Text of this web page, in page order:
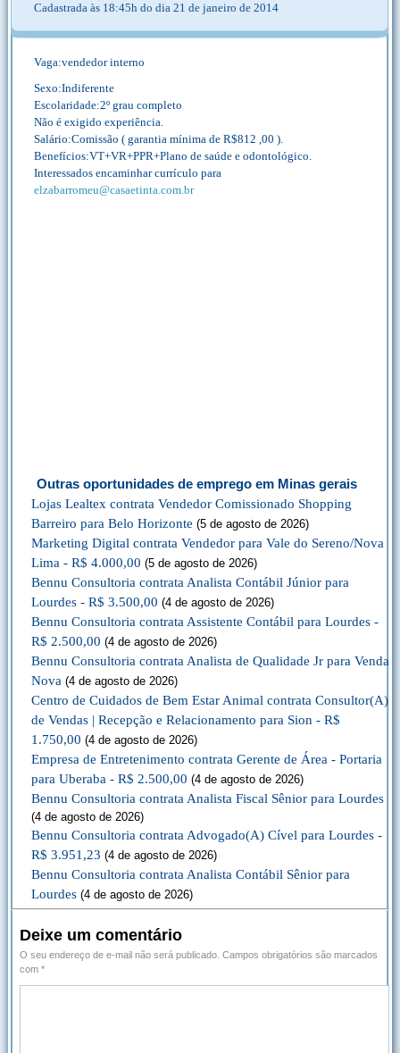
Cadastrada às 18:45h do dia 21 de janeiro de 2014
Vaga:vendedor interno
Sexo:Indiferente
Escolaridade:2º grau completo
Não é exigido experiência.
Salário:Comissão ( garantia mínima de R$812 ,00 ).
Benefícios:VT+VR+PPR+Plano de saúde e odontológico.
Interessados encaminhar currículo para
elzabarromeu@casaetinta.com.br
Outras oportunidades de emprego em Minas gerais
Lojas Lealtex contrata Vendedor Comissionado Shopping
Barreiro para Belo Horizonte (5 de agosto de 2026)
Marketing Digital contrata Vendedor para Vale do Sereno/Nova
Lima - R$ 4.000,00 (5 de agosto de 2026)
Bennu Consultoria contrata Analista Contábil Júnior para
Lourdes - R$ 3.500,00 (4 de agosto de 2026)
Bennu Consultoria contrata Assistente Contábil para Lourdes -
R$ 2.500,00 (4 de agosto de 2026)
Bennu Consultoria contrata Analista de Qualidade Jr para Venda
Nova (4 de agosto de 2026)
Centro de Cuidados de Bem Estar Animal contrata Consultor(A)
de Vendas | Recepção e Relacionamento para Sion - R$
1.750,00 (4 de agosto de 2026)
Empresa de Entretenimento contrata Gerente de Área - Portaria
para Uberaba - R$ 2.500,00 (4 de agosto de 2026)
Bennu Consultoria contrata Analista Fiscal Sênior para Lourdes
(4 de agosto de 2026)
Bennu Consultoria contrata Advogado(A) Cível para Lourdes -
R$ 3.951,23 (4 de agosto de 2026)
Bennu Consultoria contrata Analista Contábil Sênior para
Lourdes (4 de agosto de 2026)
Deixe um comentário
O seu endereço de e-mail não será publicado. Campos obrigatórios são marcados
com *